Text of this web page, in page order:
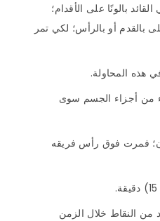
بالونًا على الأقدام؛
بالقدم أو بالرأس؛ لكي تمر
هذه المحاولة.
من أجزاء الجسم سوى
فمرت فوق رأس فريقه
من النقاط خلال الزمن